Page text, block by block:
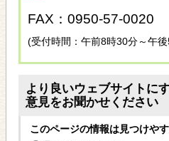
FAX：0950-57-0020
(受付時間：午前8時30分～午
より良いウェブサイトに
意見をお聞かせください
このページの情報は見つけや